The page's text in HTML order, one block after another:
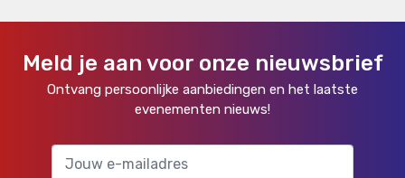
Meld je aan voor onze nieuwsbrief
Ontvang persoonlijke aanbiedingen en het laatste
evenementen nieuws!